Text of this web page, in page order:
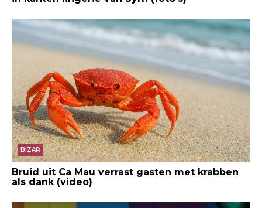
BIZAR
Bruid uit Ca Mau verrast gasten met krabben
als dank (video)